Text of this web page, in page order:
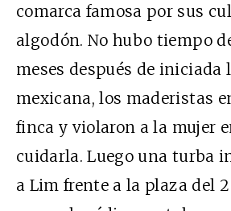
comarca famosa por sus
algodón. No hubo tiempo
meses después de iniciada
mexicana, los maderistas
finca y violaron a la mujer
cuidarla. Luego una turba
a Lim frente a la plaza del